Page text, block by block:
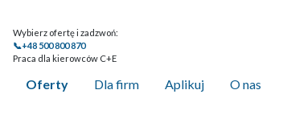
Wybierz ofertę i zadzwoń:
📞+48 500 800 870
Praca dla kierowców C+E
Oferty Dla firm Aplikuj O nas